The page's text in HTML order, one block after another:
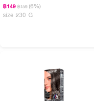
฿149 ฿159 (6%)
size 230 G